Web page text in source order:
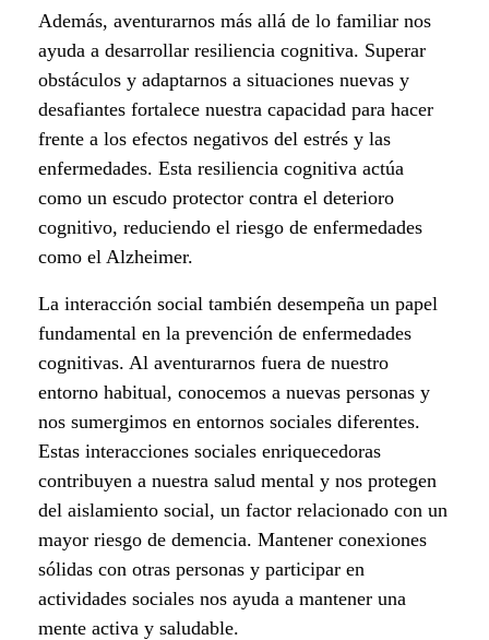
o
n
a
d
e
C
o
n
f
o
r
t
y
s
Además, aventurarnos más allá de lo familiar nos
ayuda a desarrollar resiliencia cognitiva. Superar
obstáculos y adaptarnos a situaciones nuevas y
desafiantes fortalece nuestra capacidad para hacer
frente a los efectos negativos del estrés y las
enfermedades. Esta resiliencia cognitiva actúa
como un escudo protector contra el deterioro
cognitivo, reduciendo el riesgo de enfermedades
como el Alzheimer.
La interacción social también desempeña un papel
fundamental en la prevención de enfermedades
cognitivas. Al aventurarnos fuera de nuestro
entorno habitual, conocemos a nuevas personas y
nos sumergimos en entornos sociales diferentes.
Estas interacciones sociales enriquecedoras
contribuyen a nuestra salud mental y nos protegen
del aislamiento social, un factor relacionado con un
mayor riesgo de demencia. Mantener conexiones
sólidas con otras personas y participar en
actividades sociales nos ayuda a mantener una
mente activa y saludable.